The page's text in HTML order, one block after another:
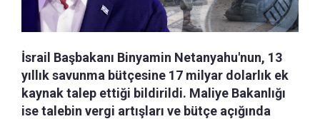
İsrail Başbakanı Binyamin Netanyahu'nun, 13
yıllık savunma bütçesine 17 milyar dolarlık ek
kaynak talep ettiği bildirildi. Maliye Bakanlığı
ise talebin vergi artışları ve bütçe açığında